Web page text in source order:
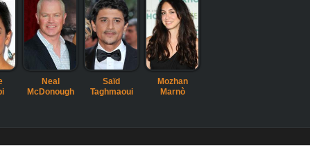
Neal
McDonough
Saïd
Taghmaoui
Mozhan
Marnò